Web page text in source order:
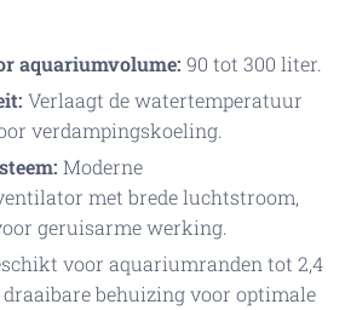
aquariumvolume: 90 tot 300 liter.
Verlaagt de watertemperatuur
verdampingskoeling.
Moderne
met brede luchtstroom,
geruisarme werking.
voor aquariumranden tot 2,4
draaibare behuizing voor optimale